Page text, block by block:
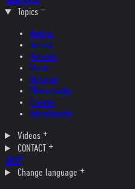
Topics
Austria
Ireland
Helvetia
Music
Museum
Photography
Theater
Kristallnacht
Videos
CONTACT
SHOP
Change language